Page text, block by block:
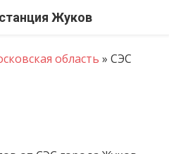
область » СЭС